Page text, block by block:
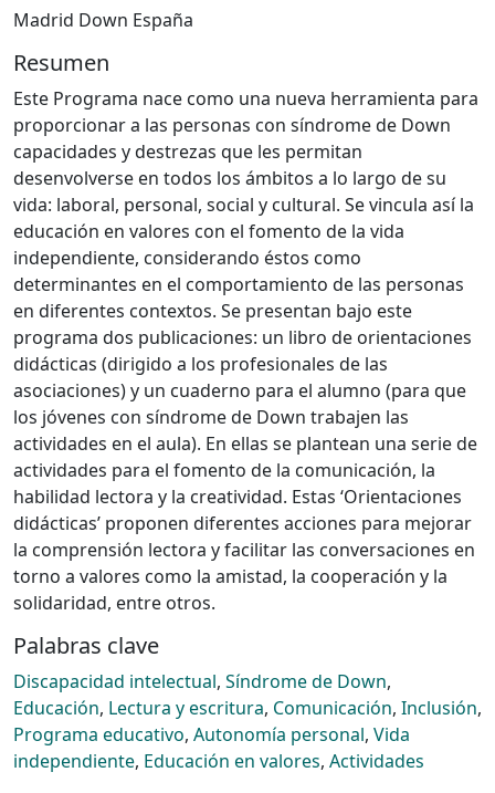
Madrid Down España
Resumen
Este Programa nace como una nueva herramienta para
proporcionar a las personas con síndrome de Down
capacidades y destrezas que les permitan
desenvolverse en todos los ámbitos a lo largo de su
vida: laboral, personal, social y cultural. Se vincula así la
educación en valores con el fomento de la vida
independiente, considerando éstos como
determinantes en el comportamiento de las personas
en diferentes contextos. Se presentan bajo este
programa dos publicaciones: un libro de orientaciones
didácticas (dirigido a los profesionales de las
asociaciones) y un cuaderno para el alumno (para que
los jóvenes con síndrome de Down trabajen las
actividades en el aula). En ellas se plantean una serie de
actividades para el fomento de la comunicación, la
habilidad lectora y la creatividad. Estas ‘Orientaciones
didácticas’ proponen diferentes acciones para mejorar
la comprensión lectora y facilitar las conversaciones en
torno a valores como la amistad, la cooperación y la
solidaridad, entre otros.
Palabras clave
Discapacidad intelectual, Síndrome de Down,
Educación, Lectura y escritura, Comunicación, Inclusión,
Programa educativo, Autonomía personal, Vida
independiente, Educación en valores, Actividades